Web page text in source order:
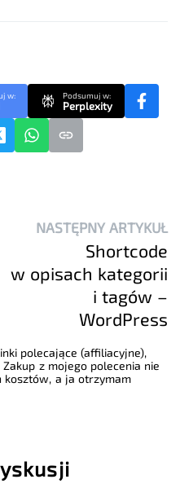
w: Podsumuj w:
Perplexity
NASTĘPNY ARTYKUŁ
Shortcode
w opisach kategorii
i tagów –
WordPress
polecające (affiliacyjne),
z mojego polecenia nie
kosztów, a ja otrzymam